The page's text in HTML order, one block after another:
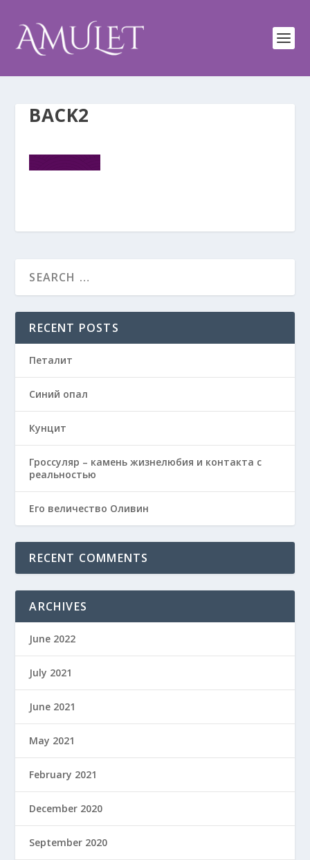
BACK2
RECENT POSTS
Петалит
Синий опал
Кунцит
Гроссуляр – камень жизнелюбия и контакта с
реальностью
Его величество Оливин
RECENT COMMENTS
ARCHIVES
June 2022
July 2021
June 2021
May 2021
February 2021
December 2020
September 2020